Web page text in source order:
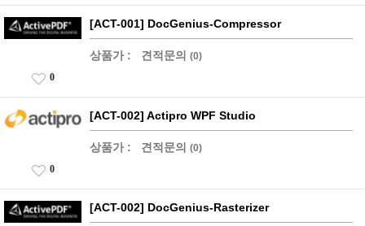
[ACT-001] DocGenius-Compressor
상품가 : 견적문의 (0)
0
[ACT-002] Actipro WPF Studio
상품가 : 견적문의 (0)
0
[ACT-002] DocGenius-Rasterizer